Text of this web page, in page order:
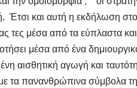
Έτσι και αυτή η εκδήλωση
τες μέσα από τα εύπλαστα
μέσα από ένα
αισθητική αγωγή και
τα πανανθρώπινα σύμβολα